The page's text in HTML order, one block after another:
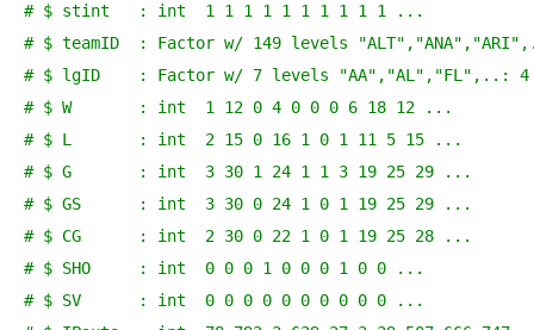
# $ stint   : int  1 1 1 1 1 1 1 1 1 1 ...
# $ teamID  : Factor w/ 149 levels
# $ lgID    : Factor w/ 7 levels "AA","AL","FL",..:
# $ W       : int  1 12 0 4 0 0 0 6 18 12 ...
# $ L       : int  2 15 0 16 1 0 1 11 5 15 ...
# $ G       : int  3 30 1 24 1 1 3 19 25 29 ...
# $ GS      : int  3 30 0 24 1 0 1 19 25 29 ...
# $ CG      : int  2 30 0 22 1 0 1 19 25 28 ...
# $ SHO     : int  0 0 0 1 0 0 0 1 0 0 ...
# $ SV      : int  0 0 0 0 0 0 0 0 0 0 ...